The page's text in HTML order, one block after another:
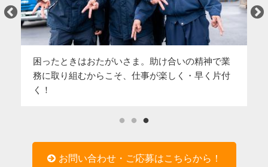
困ったときはおたがいさま。助け合いの精神で業
務に取り組むからこそ、仕事が楽しく・早く片付
く！
お問い合わせ・ご応募はこちらから！